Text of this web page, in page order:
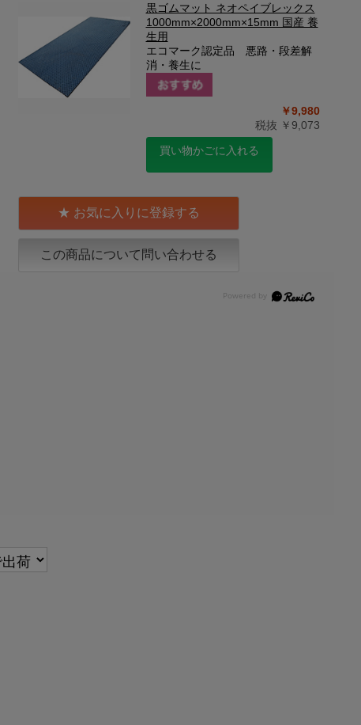
黒ゴムマット ネオペイブレックス
1000mm×2000mm×15mm 国産 養
生用
エコマーク認定品 悪路・段差解
消・養生に
￥9,980
税抜 ￥9,073
買い物かごに入れる
この商品について問い合わせる
お気に入りに登録する